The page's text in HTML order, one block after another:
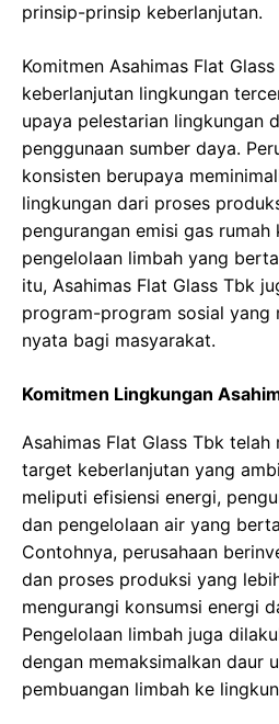
prinsip-prinsip keberlanjutan.
Komitmen Asahimas Flat
keberlanjutan lingkungan
upaya pelestarian lingkungan
penggunaan sumber daya.
konsisten berupaya
lingkungan dari proses
pengurangan emisi gas rumah
pengelolaan limbah yang
itu, Asahimas Flat Glass Tbk
program-program sosial yang
nyata bagi masyarakat.
Komitmen Lingkungan
Asahimas Flat Glass Tbk
target keberlanjutan yang
meliputi efisiensi energi,
dan pengelolaan air yang
Contohnya, perusahaan
dan proses produksi yang
mengurangi konsumsi energi
Pengelolaan limbah juga
dengan memaksimalkan daur
pembuangan limbah ke